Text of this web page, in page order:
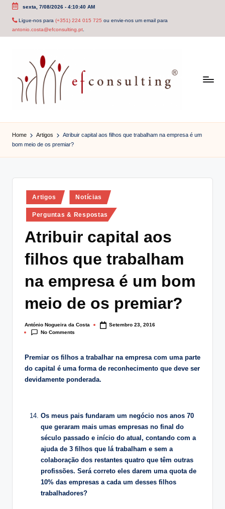
Skip
sexta, 7/08/2026- 4:10:41 AM
Ligue-nos para (+351) 224 015 725 ou envie-nos um email para
antonio.costa@efconsulting.pt.
f
Home Artigos
Atribuir capital aos filhos que trabalham na empresa é um
bom meio de os premiar?
Posted
in
Artigos Notícias
Perguntas & Respostas
Atribuir capital aos
filhos que trabalham
na empresa é um bom
meio de os premiar?
Posted
by
António Nogueira da Costa
Setembro 23, 2016
No Comments
Premiar os filhos a trabalhar na empresa com uma parte
do capital é uma forma de reconhecimento que deve ser
devidamente ponderada.
Os meus pais fundaram um negócio nos anos 70
que geraram mais umas empresas no final do
século passado e início do atual, contando com a
ajuda de 3 filhos que lá trabalham e sem a
colaboração dos restantes quatro que têm outras
profissões. Será correto eles darem uma quota de
10% das empresas a cada um desses filhos
trabalhadores?